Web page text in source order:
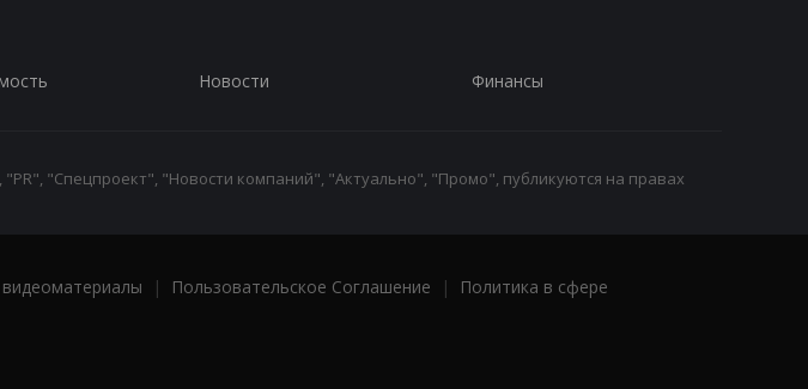
Новости Финансы
"Спецпроект", "Новости компаний", "Актуально", "Промо", публикуются на правах
| Пользовательское Соглашение |
Политика в сфере